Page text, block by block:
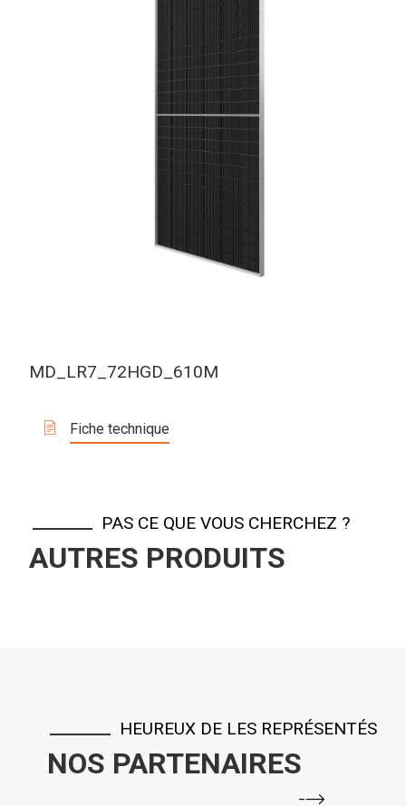
MD_LR7_72HGD_610M
Fiche technique
PAS CE QUE VOUS CHERCHEZ ?
AUTRES PRODUITS
HEUREUX DE LES REPRÉSENTÉS
NOS PARTENAIRES